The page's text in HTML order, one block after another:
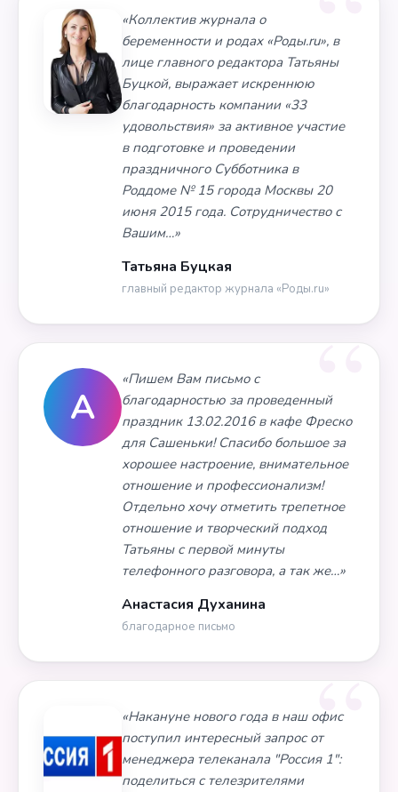
«Коллектив журнала о
беременности и родах «Роды.ru», в
лице главного редактора Татьяны
Буцкой, выражает искреннюю
благодарность компании «33
удовольствия» за активное участие
в подготовке и проведении
праздничного Субботника в
Роддоме № 15 города Москвы 20
июня 2015 года. Сотрудничество с
Вашим…»
Татьяна Буцкая
главный редактор журнала «Роды.ru»
А
«Пишем Вам письмо с
благодарностью за проведенный
праздник 13.02.2016 в кафе Фреско
для Сашеньки! Спасибо большое за
хорошее настроение, внимательное
отношение и профессионализм!
Отдельно хочу отметить трепетное
отношение и творческий подход
Татьяны с первой минуты
телефонного разговора, а так же…»
Анастасия Духанина
благодарное письмо
«Накануне нового года в наш офис
поступил интересный запрос от
менеджера телеканала "Россия 1":
поделиться с телезрителями